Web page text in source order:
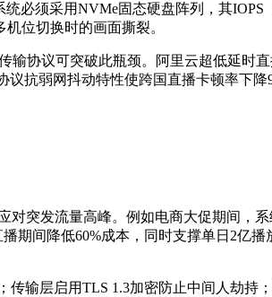
统必须采用NVMe固态硬盘阵列，其IOPS
机位切换时的画面撕裂。
输协议可突破此瓶颈。阿里云超低延时
议抗弱网抖动特性使跨国直播卡顿率下降
对突发流量高峰。例如电商大促期间，
期间降低60%成本，同时支撑单日 2亿播
传输层启用TLS 1.3加密防止中间人劫持